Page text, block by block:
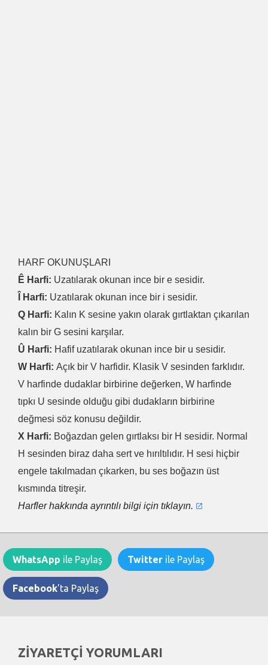
HARF OKUNUŞLARI
Ê Harfi: Uzatılarak okunan ince bir e sesidir.
Î Harfi: Uzatılarak okunan ince bir i sesidir.
Q Harfi: Kalın K sesine yakın olarak gırtlaktan çıkarılan
kalın bir G sesini karşılar.
Û Harfi: Hafif uzatılarak okunan ince bir u sesidir.
W Harfi: Açık bir V harfidir. Klasik V sesinden farklıdır.
V harfinde dudaklar birbirine değerken, W harfinde
tıpkı U sesinde olduğu gibi dudakların birbirine
değmesi söz konusu değildir.
X Harfi: Boğazdan gelen gırtlaksı bir H sesidir. Normal
H sesinden biraz daha sert ve hırıltılıdır. H sesi hiçbir
engele takılmadan çıkarken, bu ses boğazın üst
kısmında titreşir.
Harfler hakkında ayrıntılı bilgi için tıklayın.
WhatsApp ile Paylaş Twitter ile Paylaş
Facebook'ta Paylaş
ZİYARETÇİ YORUMLARI